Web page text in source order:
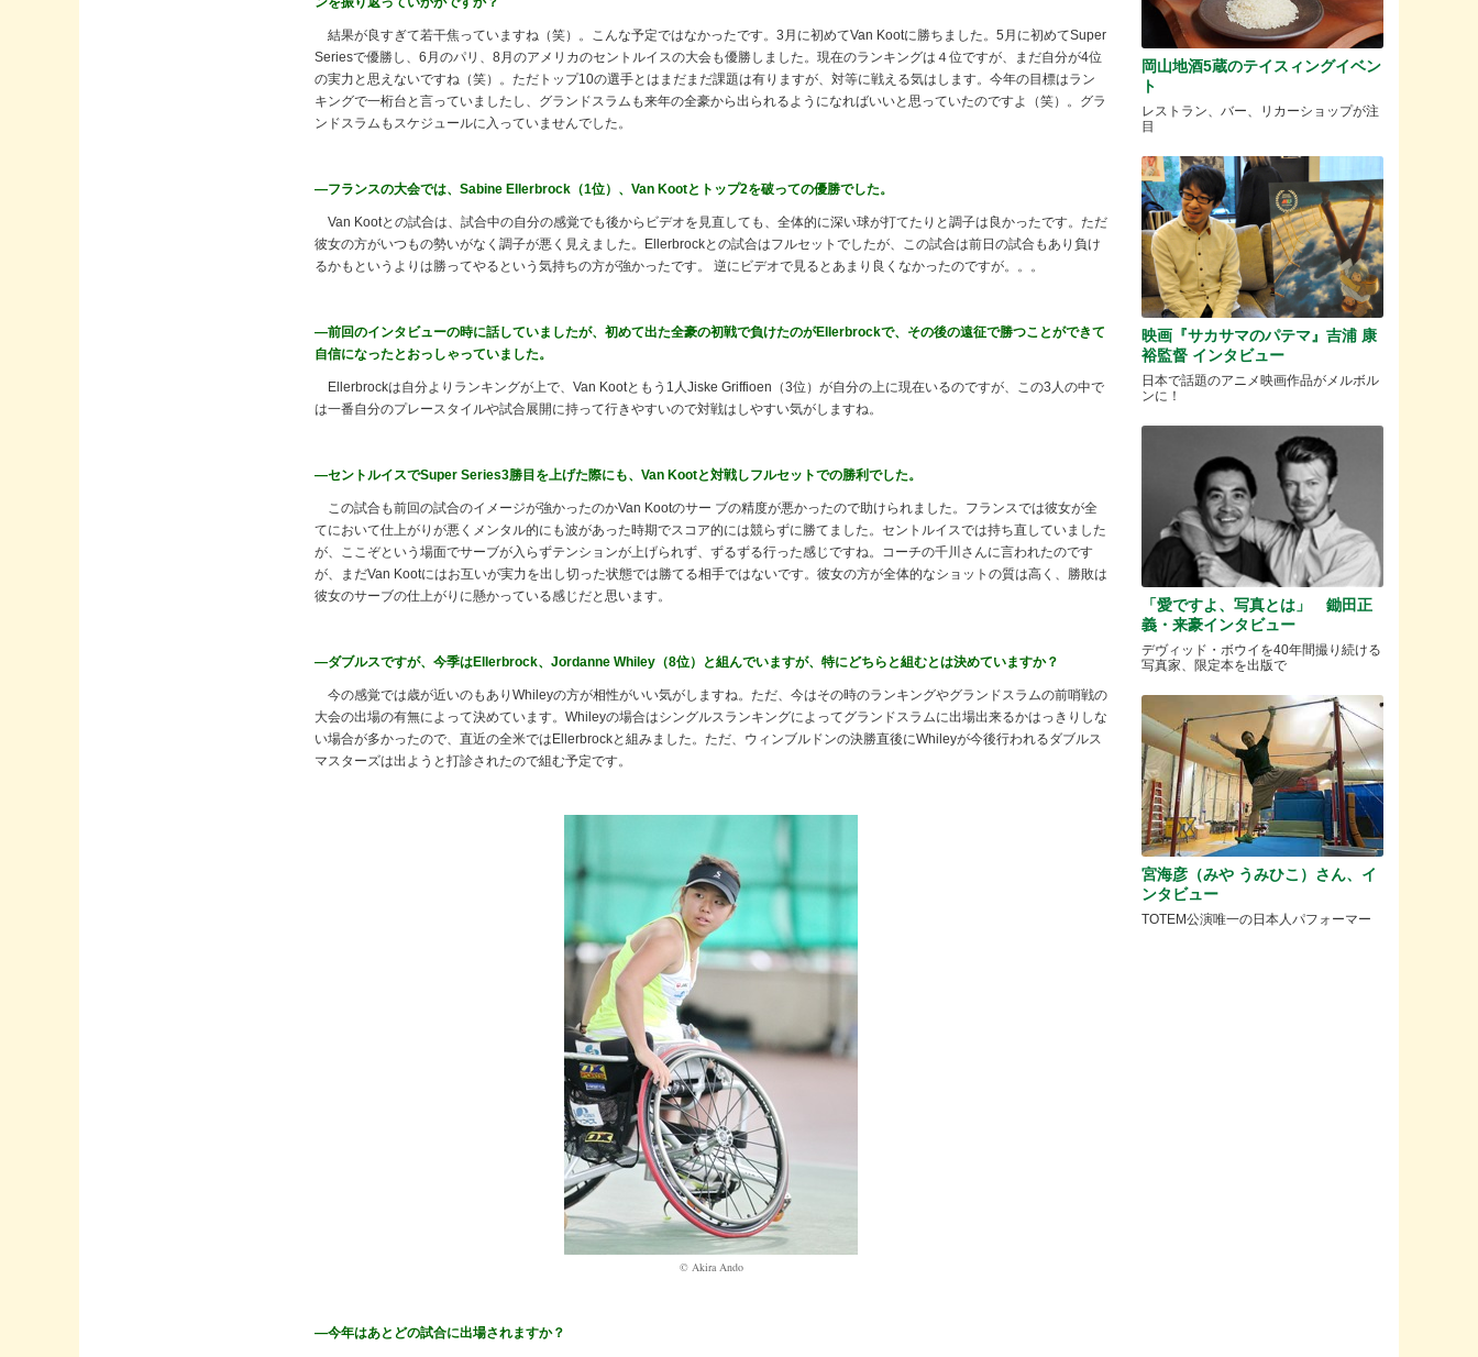
結果が良すぎて若干焦っていますね（笑）。こんな予定ではなかったです。3月に初めてVan Kootに勝ちました。5月に初めてSuper
Seriesで優勝し、6月のパリ、8月のアメリカのセントルイスの大会も優勝しました。現在のランキングは４位ですが、まだ自分が4位
の実力と思えないですね（笑）。ただトップ10の選手とはまだまだ課題は有りますが、対等に戦える気はします。今年の目標はラン
キングで一桁台と言っていましたし、グランドスラムも来年の全豪から出られるようになればいいと思っていたのですよ（笑）。グラ
ンドスラムもスケジュールに入っていませんでした。
―フランスの大会では、Sabine Ellerbrock（1位）、Van Kootとトップ2を破っての優勝でした。
Van Kootとの試合は、試合中の自分の感覚でも後からビデオを見直しても、全体的に深い球が打てたりと調子は良かったです。ただ
彼女の方がいつもの勢いがなく調子が悪く見えました。Ellerbrockとの試合はフルセットでしたが、この試合は前日の試合もあり負け
るかもというよりは勝ってやるという気持ちの方が強かったです。 逆にビデオで見るとあまり良くなかったのですが。。。
―前回のインタビューの時に話していましたが、初めて出た全豪の初戦で負けたのがEllerbrockで、その後の遠征で勝つことができて
自信になったとおっしゃっていました。
Ellerbrockは自分よりランキングが上で、Van Kootともう1人Jiske Griffioen（3位）が自分の上に現在いるのですが、この3人の中で
は一番自分のプレースタイルや試合展開に持って行きやすいので対戦はしやすい気がしますね。
―セントルイスでSuper Series3勝目を上げた際にも、Van Kootと対戦しフルセットでの勝利でした。
この試合も前回の試合のイメージが強かったのかVan Kootのサー ブの精度が悪かったので助けられました。フランスでは彼女が全
てにおいて仕上がりが悪くメンタル的にも波があった時期でスコア的には競らずに勝てました。セントルイスでは持ち直していました
が、ここぞという場面でサーブが入らずテンションが上げられず、ずるずる行った感じですね。コーチの千川さんに言われたのです
が、まだVan Kootにはお互いが実力を出し切った状態では勝てる相手ではないです。彼女の方が全体的なショットの質は高く、勝敗は
彼女のサーブの仕上がりに懸かっている感じだと思います。
―ダブルスですが、今季はEllerbrock、Jordanne Whiley（8位）と組んでいますが、特にどちらと組むとは決めていますか？
今の感覚では歳が近いのもありWhileyの方が相性がいい気がしますね。ただ、今はその時のランキングやグランドスラムの前哨戦の
大会の出場の有無によって決めています。Whileyの場合はシングルスランキングによってグランドスラムに出場出来るかはっきりしな
い場合が多かったので、直近の全米ではEllerbrockと組みました。ただ、ウィンブルドンの決勝直後にWhileyが今後行われるダブルス
マスターズは出ようと打診されたので組む予定です。
© Akira Ando
―今年はあとどの試合に出場されますか？
岡山地酒5蔵のテイスィングイベン
ト
レストラン、バー、リカーショップが注
目
映画『サカサマのパテマ』吉浦 康
裕監督 インタビュー
日本で話題のアニメ映画作品がメルボル
ンに！
「愛ですよ、写真とは」 鋤田正
義・来豪インタビュー
デヴィッド・ボウイを40年間撮り続ける
写真家、限定本を出版で
宮海彦（みや うみひこ）さん、イ
ンタビュー
TOTEM公演唯一の日本人パフォーマー